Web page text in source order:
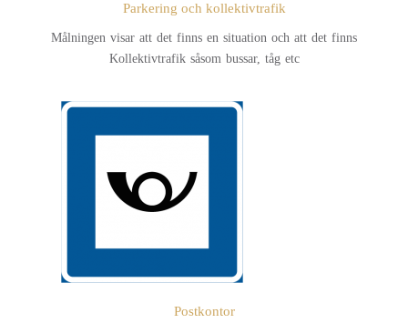
Parkering och kollektivtrafik
Målningen visar att det finns en situation och att det finns
Kollektivtrafik såsom bussar, tåg etc
Postkontor